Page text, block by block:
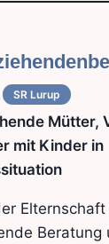
SR Lurup
Mütter,
mit Kinder in
Beratung